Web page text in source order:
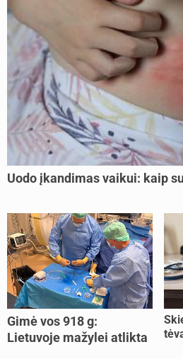
Uodo įkandimas vaikui: kaip
Gimė vos 918 g:
Lietuvoje mažylei atlikta